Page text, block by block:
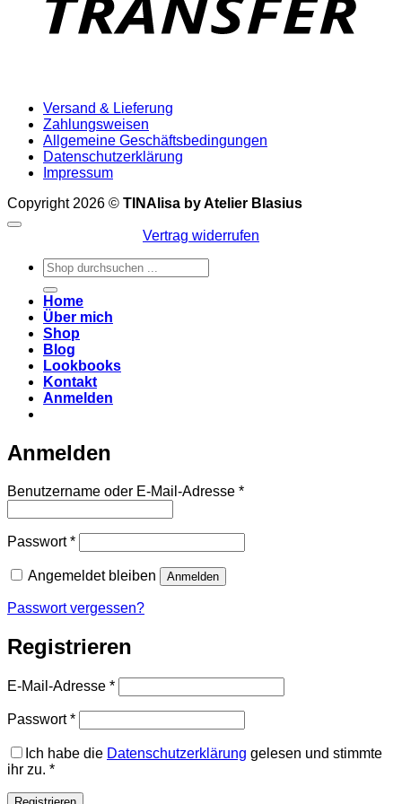
Versand & Lieferung
Zahlungsweisen
Allgemeine Geschäftsbedingungen
Datenschutzerklärung
Impressum
Copyright 2026 © TINAlisa by Atelier Blasius
Vertrag widerrufen
Suchen
nach:
Home
Über mich
Shop
Blog
Lookbooks
Kontakt
Anmelden
Anmelden
Benutzername oder E-Mail-Adresse *Erforderlich
Passwort*Erforderlich
Angemeldet bleiben Anmelden
Passwort vergessen?
Registrieren
E-Mail-Adresse *Erforderlich
Passwort*Erforderlich
Ich habe die Datenschutzerklärung gelesen und stimmte
ihr zu. *